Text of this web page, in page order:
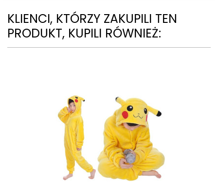
KLIENCI, KTÓRZY ZAKUPILI TEN
PRODUKT, KUPILI RÓWNIEŻ: